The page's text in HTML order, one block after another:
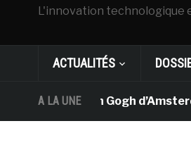
L'innovation technologique
ACTUALITÉS
A LA UNE
musée Van Gogh d’Amsterdam